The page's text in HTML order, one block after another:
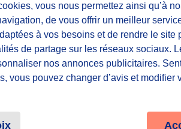
en faveur de l’insertion, de la
connaissons au monde du web.
vous nous permettez ainsi qu’à
de vous offrir un meilleur
à vos besoins et de rendre le site
de partage sur les réseaux sociaux.
nos annonces publicitaires.
vous pouvez changer d’avis et modifier